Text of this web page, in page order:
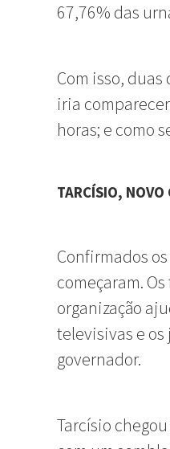
67,76% das
Com isso,
iria
horas; e como
TARCÍSIO, NOVO
Confirmados
começaram.
organização
televisivas e
governador.
Tarcísio